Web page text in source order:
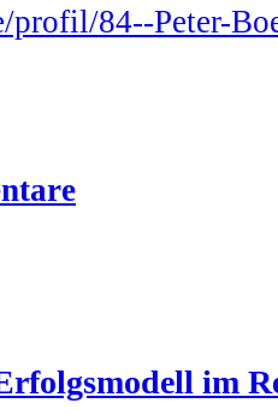
profil/84--Peter-
im